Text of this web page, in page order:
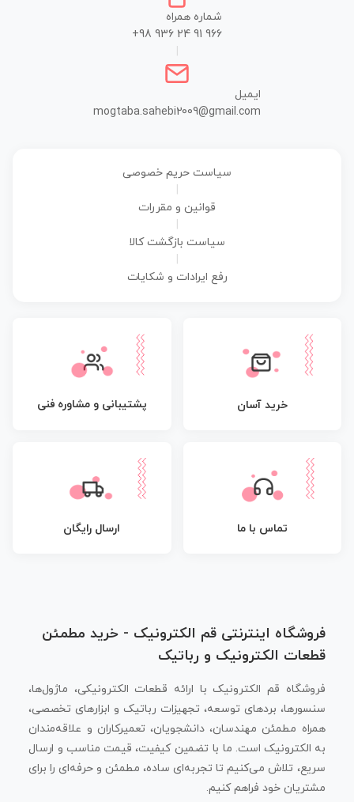
شماره همراه
+98 936 24 91 966
ایمیل
mogtaba.sahebi2009@gmail.com
سیاست حریم خصوصی
قوانین و مقررات
سیاست بازگشت کالا
رفع ایرادات و شکایات
خرید آسان پشتیبانی و مشاوره فنی
تماس با ما ارسال رایگان
فروشگاه اینترنتی قم الکترونیک - خرید مطمئن
قطعات الکترونیک و رباتیک
فروشگاه قم الکترونیک با ارائه قطعات الکترونیکی، ماژول‌ها،
سنسورها، بردهای توسعه، تجهیزات رباتیک و ابزارهای تخصصی،
همراه مطمئن مهندسان، دانشجویان، تعمیرکاران و علاقه‌مندان
به الکترونیک است. ما با تضمین کیفیت، قیمت مناسب و ارسال
سریع، تلاش می‌کنیم تا تجربه‌ای ساده، مطمئن و حرفه‌ای را برای
مشتریان خود فراهم کنیم.